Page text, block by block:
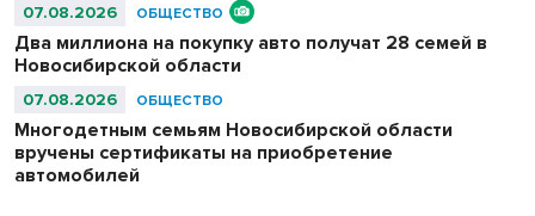
07.08.2026 ОБЩЕСТВО
Два миллиона на покупку авто получат 28 семей в
Новосибирской области
07.08.2026 ОБЩЕСТВО
Многодетным семьям Новосибирской области
вручены сертификаты на приобретение
автомобилей